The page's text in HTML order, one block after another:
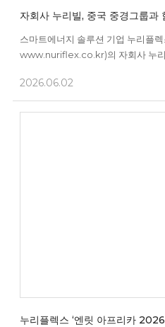
자회사 누리빌, 중국 중경그룹과
스마트에너지 솔루션 기업 누리플
www.nuriflex.co.kr)의 자회사 누
플랫폼 기반 사업 확대에 나선다고 2
중경그룹이 추진하는 중국 내 플랫
2026.06.02
누리플렉스 ‘엔릿 아프리카